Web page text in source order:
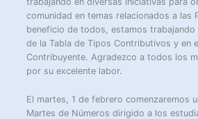
comunidad en temas relacionados a las
beneficio de todos, estamos trabajando
de la Tabla de Tipos Contributivos y en
Contribuyente. Agradezco a todos los
por su excelente labor.
El martes, 1 de febrero comenzaremos
Martes de Números dirigido a los